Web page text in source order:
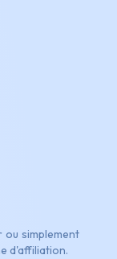
ou simplement
d'affiliation.